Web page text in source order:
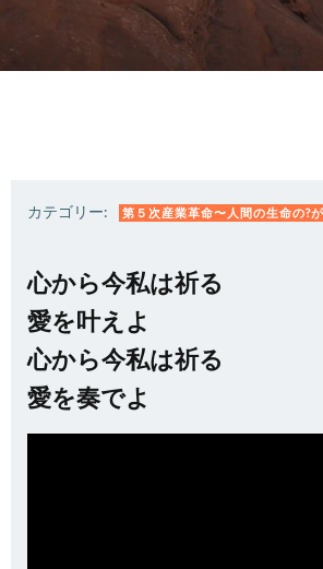
カテゴリー: 第５次産業革命〜人間の生命の?
心から今私は祈る
愛を叶えよ
心から今私は祈る
愛を奏でよ